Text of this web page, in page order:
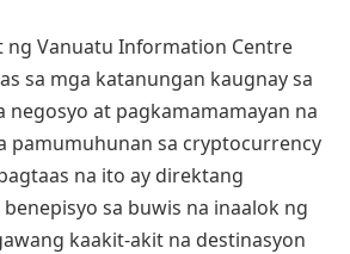
ng Vanuatu Information Centre
sa mga katanungan kaugnay sa
negosyo at pagkamamamayan na
pamumuhunan sa cryptocurrency
na ito ay direktang
sa buwis na inaalok ng
kaakit-akit na destinasyon